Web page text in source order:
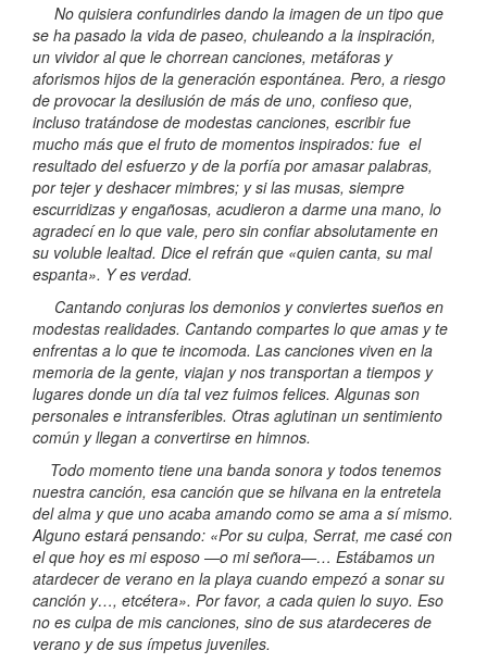
No quisiera confundirles dando la imagen de un tipo que
se ha pasado la vida de paseo, chuleando a la inspiración,
un vividor al que le chorrean canciones, metáforas y
aforismos hijos de la generación espontánea. Pero, a riesgo
de provocar la desilusión de más de uno, confieso que,
incluso tratándose de modestas canciones, escribir fue
mucho más que el fruto de momentos inspirados: fue el
resultado del esfuerzo y de la porfía por amasar palabras,
por tejer y deshacer mimbres; y si las musas, siempre
escurridizas y engañosas, acudieron a darme una mano, lo
agradecí en lo que vale, pero sin confiar absolutamente en
su voluble lealtad. Dice el refrán que «quien canta, su mal
espanta». Y es verdad.
Cantando conjuras los demonios y conviertes sueños en
modestas realidades. Cantando compartes lo que amas y te
enfrentas a lo que te incomoda. Las canciones viven en la
memoria de la gente, viajan y nos transportan a tiempos y
lugares donde un día tal vez fuimos felices. Algunas son
personales e intransferibles. Otras aglutinan un sentimiento
común y llegan a convertirse en himnos.
Todo momento tiene una banda sonora y todos tenemos
nuestra canción, esa canción que se hilvana en la entretela
del alma y que uno acaba amando como se ama a sí mismo.
Alguno estará pensando: «Por su culpa, Serrat, me casé con
el que hoy es mi esposo —o mi señora—… Estábamos un
atardecer de verano en la playa cuando empezó a sonar su
canción y…, etcétera». Por favor, a cada quien lo suyo. Eso
no es culpa de mis canciones, sino de sus atardeceres de
verano y de sus ímpetus juveniles.